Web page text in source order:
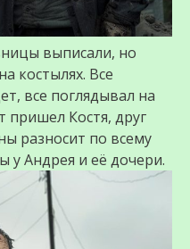
выписали, но
костылях. Все
все поглядывал на
пришел Костя, друг
разносит по всему
у Андрея и её дочери.